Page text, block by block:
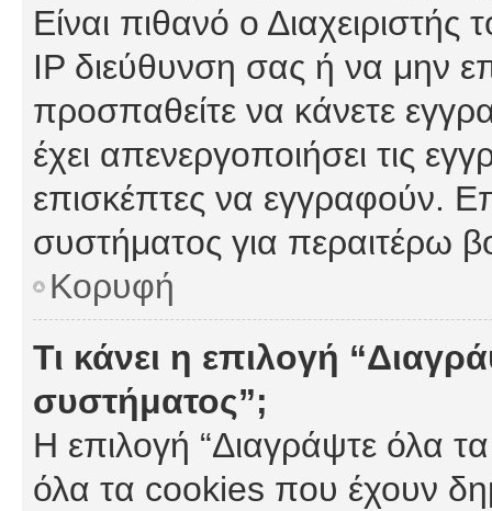
Είναι πιθανό ο
IP διεύθυνση σας ή να μην
προσπαθείτε να κάνετε
έχει απενεργοποιήσει τις
επισκέπτες να εγγραφούν.
συστήματος για περαιτέρω
Κορυφή
Τι κάνει η επιλογή
συστήματος”;
Η επιλογή “Διαγράψτε όλα
όλα τα cookies που έχουν